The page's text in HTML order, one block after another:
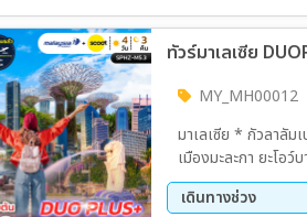
31 ธ.ค. 69 - 03
MY_MH00012
มาเลเซีย * กัวลาลัม
เมืองมะละกา ยะโอว์
บัตร)ㆍ
GARDEN BY THE
เดินทางช่วง